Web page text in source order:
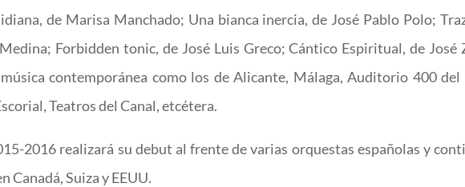
de Marisa Manchado; Una bianca inercia, de José Pablo Polo;
Forbidden tonic, de José Luis Greco; Cántico Espiritual, de José
contemporánea como los de Alicante, Málaga, Auditorio 400 del
Teatros del Canal, etcétera.
2016 realizará su debut al frente de varias orquestas españolas y
Canadá, Suiza y EEUU.